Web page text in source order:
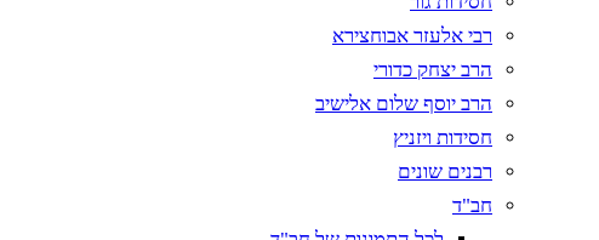
רבי אלעזר אבוחצירא
הרב יצחק כדורי
הרב יוסף שלום אלישיב
חסידות ויזניץ
רבנים שונים
חב"ד